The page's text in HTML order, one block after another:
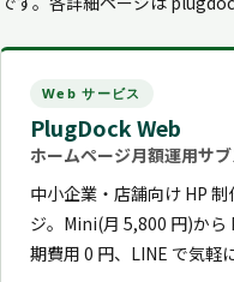
Web サービス
PlugDock Web
ホームページ月額運用サ
中小企業・店舗向け HP
ジ。Mini(月 5,800 円)から
期費用 0 円、LINE で気軽